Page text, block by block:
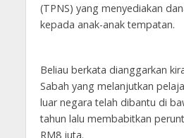
(TPNS) yang menyediakan
kepada anak-anak tempatan.
Beliau berkata dianggarkan
Sabah yang melanjutkan
luar negara telah dibantu di
tahun lalu membabitkan
RM8 juta.